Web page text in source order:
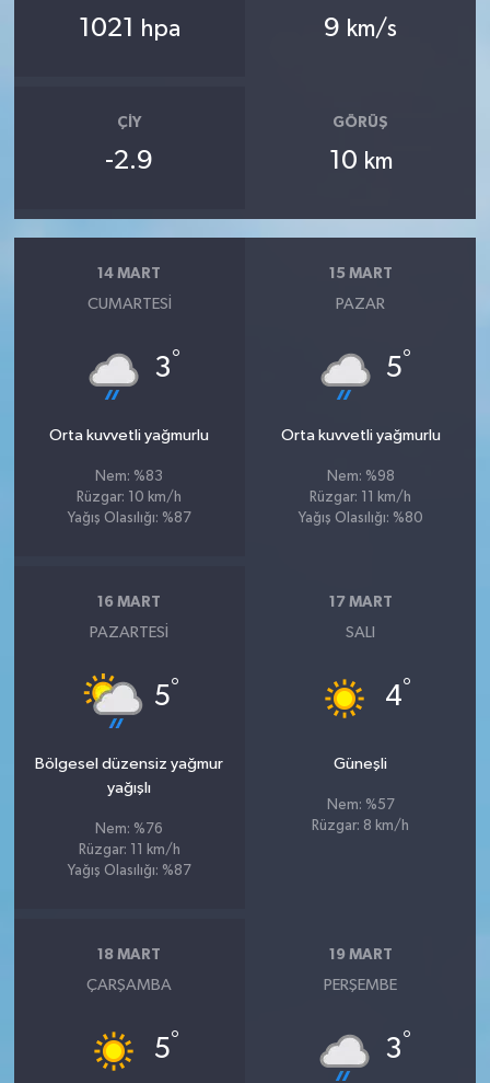
1021 hpa 9 km/s
ÇIY
-2.9
GÖRÜŞ
10 km
14 MART
CUMARTESI
3°
Orta kuvvetli yağmurlu
Nem: %83
Rüzgar: 10 km/h
Yağış Olasılığı: %87
15 MART
PAZAR
5°
Orta kuvvetli yağmurlu
Nem: %98
Rüzgar: 11 km/h
Yağış Olasılığı: %80
16 MART
PAZARTESI
5°
Bölgesel düzensiz yağmur
yağışlı
Nem: %76
Rüzgar: 11 km/h
Yağış Olasılığı: %87
17 MART
SALI
4°
Güneşli
Nem: %57
Rüzgar: 8 km/h
18 MART
ÇARŞAMBA
5°
19 MART
PERŞEMBE
3°